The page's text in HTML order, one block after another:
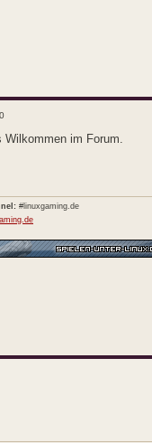
im Forum.
#linuxgaming.de